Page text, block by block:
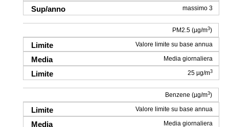
massimo 3
PM2.5 (µg/m3)
Valore limite su base annua
Media giornaliera
25 µg/m3
Benzene (µg/m3)
Valore limite su base annua
Media giornaliera